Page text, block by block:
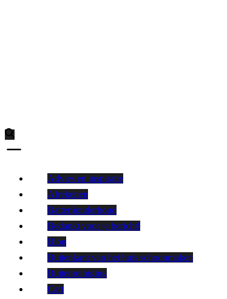
Advies en inspiratie
Afrekenen
Batterijonderhoud
Bedankt voor je bericht!
Blog
Buitenkant van het huis schoonmaken
Buitenreiniging
Cart